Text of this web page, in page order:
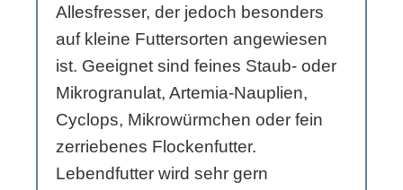
Allesfresser, der jedoch besonders
auf kleine Futtersorten angewiesen
ist. Geeignet sind feines Staub- oder
Mikrogranulat, Artemia-Nauplien,
Cyclops, Mikrowürmchen oder fein
zerriebenes Flockenfutter.
Lebendfutter wird sehr gern